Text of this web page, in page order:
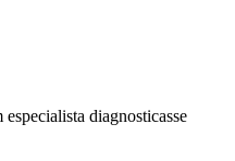
diagnosticasse